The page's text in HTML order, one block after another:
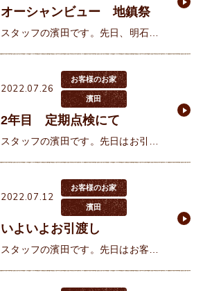
オーシャンビュー 地鎮祭
スタッフの濱田です。先日、明石市
行われました。目の前に広がる穏や
かな播磨灘と淡路島、姫路の家島
2022.07.26
お客様のお家
濱田
2年目 定期点検にて
スタッフの濱田です。先日はお引渡
が経過しましたが本当にきれいにお
住まいいただいておりご夫婦のセン
2022.07.12
お客様のお家
濱田
いよいよお引渡し
スタッフの濱田です。先日はお客様